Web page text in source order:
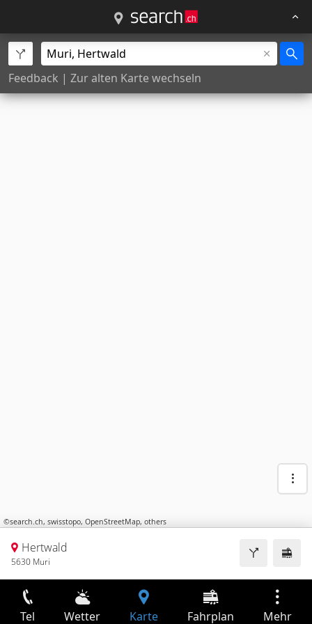
Feedback | Zur alten Karte wechseln
©search.ch, swisstopo, OpenStreetMap, others
Hertwald
5630 Muri
Tel Wetter Karte Fahrplan Mehr